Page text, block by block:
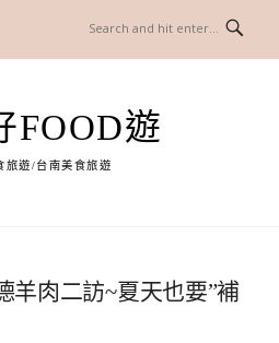
FOOD遊
旅遊/台南美食旅遊
羊肉二訪~夏天也要”補